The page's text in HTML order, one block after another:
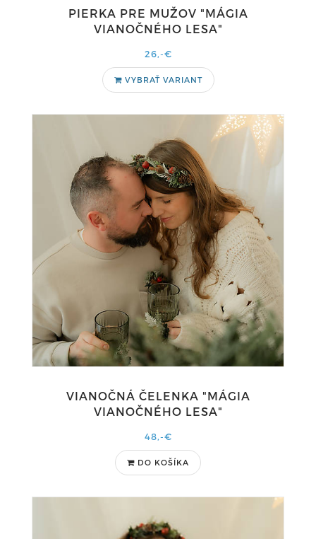
PIERKA PRE MUŽOV "MÁGIA
VIANOČNÉHO LESA"
26,-€
VYBRAŤ VARIANT
VIANOČNÁ ČELENKA "MÁGIA
VIANOČNÉHO LESA"
48,-€
DO KOŠÍKA